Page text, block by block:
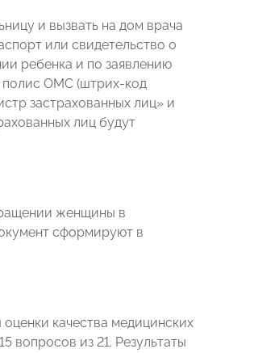
и вызвать на дом врача
или свидетельство о
ребенка и по заявлению
полис ОМС (штрих-код
застрахованных лиц» и
лиц будут
женщины в
сформируют в
качества медицинских
вопросов из 21. Результаты